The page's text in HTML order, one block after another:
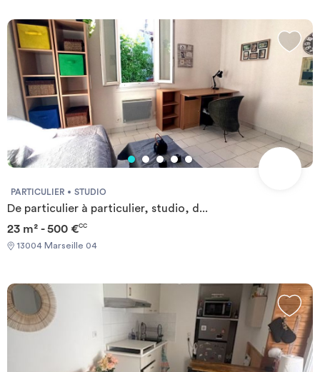
PARTICULIER STUDIO
De particulier à particulier, studio, d...
23 m² - 500 €CC
13004 Marseille 04